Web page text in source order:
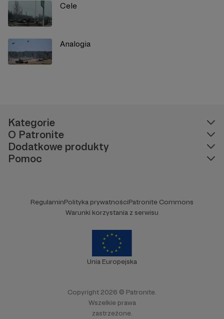
Cele
Analogia
Kategorie
O Patronite
Dodatkowe produkty
Pomoc
RegulaminPolityka prywatnościPatronite Commons
Warunki korzystania z serwisu
Unia Europejska
Copyright 2026 © Patronite.
Wszelkie prawa
zastrzeżone.